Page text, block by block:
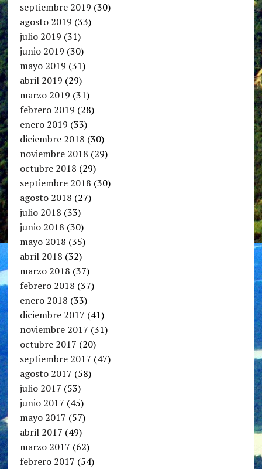
septiembre 2019 (30)
agosto 2019 (33)
julio 2019 (31)
junio 2019 (30)
mayo 2019 (31)
abril 2019 (29)
marzo 2019 (31)
febrero 2019 (28)
enero 2019 (33)
diciembre 2018 (30)
noviembre 2018 (29)
octubre 2018 (29)
septiembre 2018 (30)
agosto 2018 (27)
julio 2018 (33)
junio 2018 (30)
mayo 2018 (35)
abril 2018 (32)
marzo 2018 (37)
febrero 2018 (37)
enero 2018 (33)
diciembre 2017 (41)
noviembre 2017 (31)
octubre 2017 (20)
septiembre 2017 (47)
agosto 2017 (58)
julio 2017 (53)
junio 2017 (45)
mayo 2017 (57)
abril 2017 (49)
marzo 2017 (62)
febrero 2017 (54)